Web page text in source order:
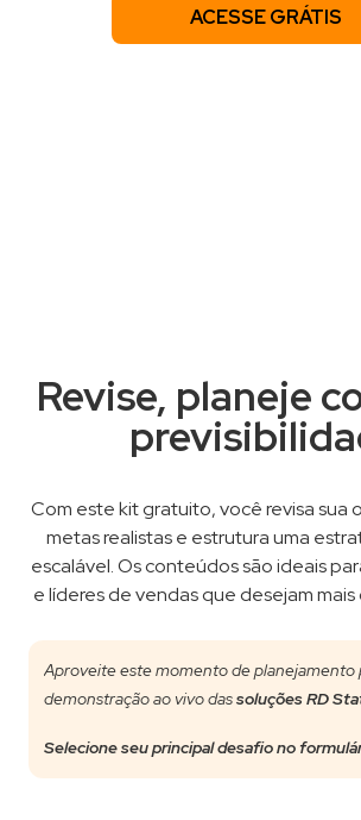
ACESSE GRÁTIS
Revise, planeje
Com este kit gratuito, você revisa sua
metas realistas e estrutura uma
escalável. Os conteúdos são ideais
e líderes de vendas que desejam
Aproveite este momento de planejamento
demonstração ao vivo dassoluções RD
Selecione seu principal desafio no